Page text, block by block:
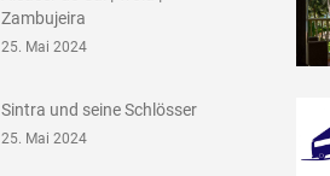
Zambujeira
25. Mai 2024
Sintra und seine Schlösser
25. Mai 2024